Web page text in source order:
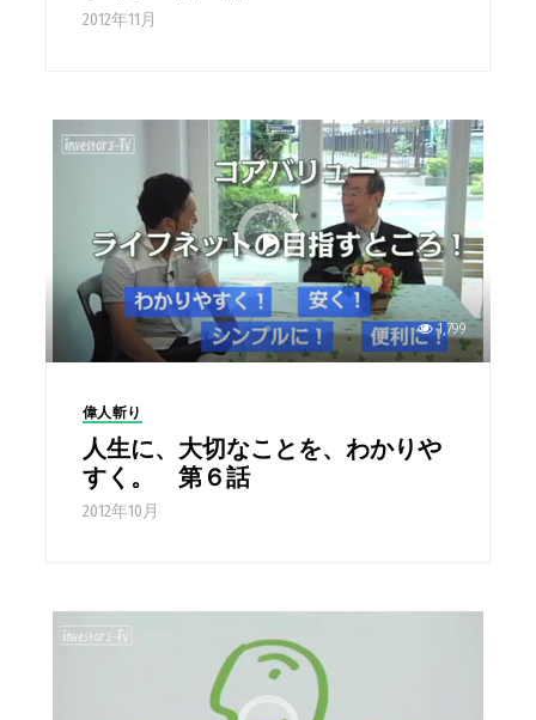
2012年11月
1,799
偉人斬り
人生に、大切なことを、わかりや
すく。 第６話
2012年10月